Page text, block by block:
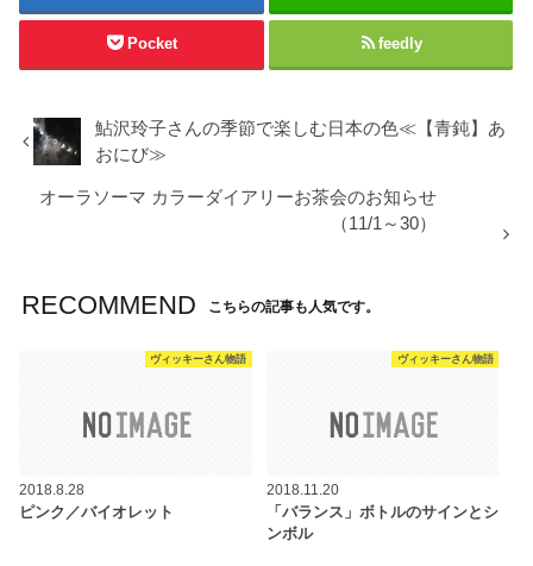
Pocket feedly
鮎沢玲子さんの季節で楽しむ日本の色≪【青鈍】あ
おにび≫
オーラソーマ カラーダイアリーお茶会のお知らせ
（11/1～30）
RECOMMEND こちらの記事も人気です。
ヴィッキーさん物語
2018.8.28
ピンク／バイオレット
ヴィッキーさん物語
2018.11.20
「バランス」ボトルのサインとシ
ンボル